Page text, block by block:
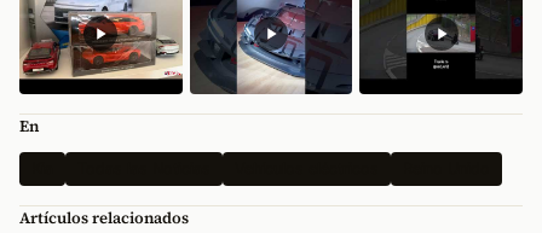
En
Artículos relacionados